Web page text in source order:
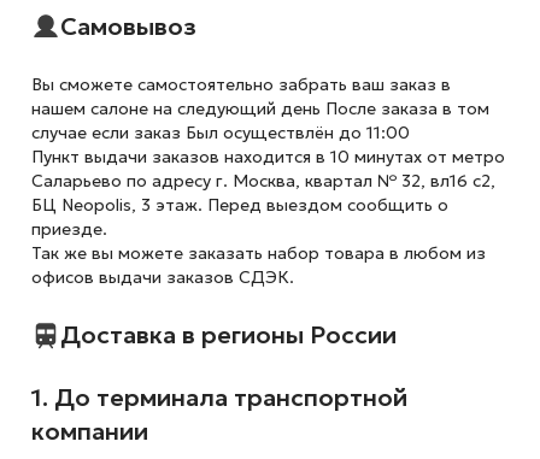
Самовывоз
Вы сможете самостоятельно забрать ваш заказ в
нашем салоне на следующий день После заказа в том
случае если заказ Был осуществлён до 11:00
Пункт выдачи заказов находится в 10 минутах от метро
Саларьево по адресу г. Москва, квартал № 32, вл16 с2,
БЦ Neopolis, 3 этаж. Перед выездом сообщить о
приезде.
Так же вы можете заказать набор товара в любом из
офисов выдачи заказов СДЭК.
Доставка в регионы России
1. До терминала транспортной
компании